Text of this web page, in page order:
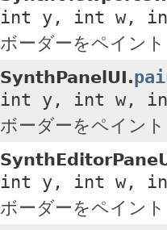
int y, int w,
ボーダーをペイン
SynthPanelUI.
int y, int w,
ボーダーをペイン
int y, int w,
ボーダーをペイン